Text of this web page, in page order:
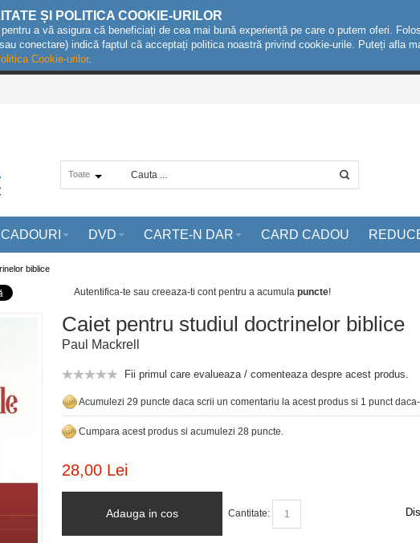
ȘI POLITICA COOKIE-URILOR
a vă asigura că beneficiați de cea mai bună experiență pe care o putem oferi.
conectare) indică faptul că acceptați politica noastră privind cookie-urile. Puteți afla
Cookie-urilor.
Toate
CADOURI DVD CARTE-N DAR CARD CADOU
biblice
Autentifica-te sau creeaza-ti cont pentru a acumula puncte!
Caiet pentru studiul doctrinelor biblice
Paul Mackrell
Fii primul care evalueaza / comenteaza despre acest produs.
Acumulezi 29 puncte daca scrii un comentariu la acest produs si 1 punct
Cumpara acest produs si acumulezi 28 puncte.
28,00 Lei
Cantitate:
Adauga in cos